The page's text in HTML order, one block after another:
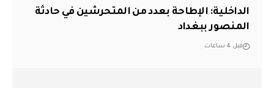
الداخلية: الإطاحة بعدد من المتحرشين في حادثة
المنصور ببغداد
قبل 4 ساعات